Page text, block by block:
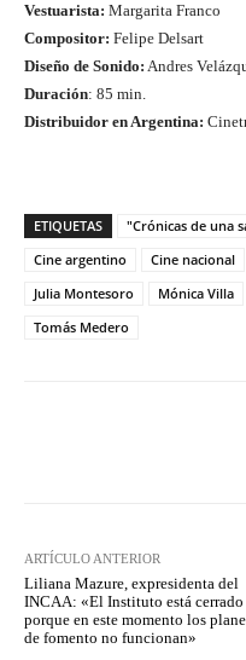
Vestuarista: Margarita Franco
Compositor: Felipe Delsart
Diseño de Sonido: Andres
Duración: 85 min.
Distribuidor en Argentina:
ETIQUETAS "Crónicas de una
Cine argentino
Cine nacional
Julia Montesoro
Mónica Villa
Tomás Medero
ARTÍCULO ANTERIOR
Liliana Mazure, expresidenta del
INCAA: «El Instituto está cerrado
porque en este momento los
de fomento no funcionan»